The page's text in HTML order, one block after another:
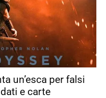
un’esca per falsi
e carte